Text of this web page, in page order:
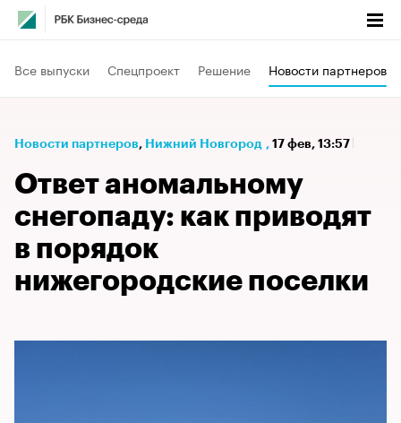
Все выпуски Спецпроект Решение Новости партнеров
Новости партнеров⁠, Нижний Новгород , 17 фев, 13:57
Ответ аномальному
снегопаду: как приводят
в порядок
нижегородские поселки